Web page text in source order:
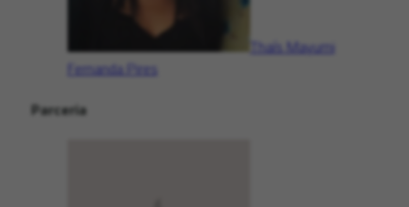
Thaís Mayumi
Fernanda Pires
Parceria